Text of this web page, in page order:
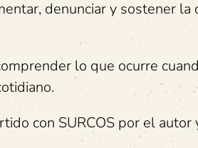
denunciar y sostener
lo que ocurre
con SURCOS por el